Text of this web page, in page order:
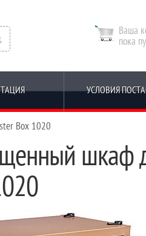
Ваша
пока
УСЛОВИЯ
Box 1020
шкаф